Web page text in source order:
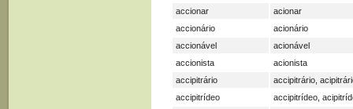
accionar
acionar
accionário
acionário
accionável
acionável
accionista
acionista
accipitrário
accipitrário,
accipitrídeo
accipitrídeo,